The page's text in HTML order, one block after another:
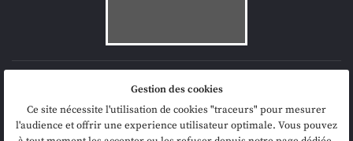
Conditions générales d'utilisation
Politique de confidentialité
Gestion des cookies
Sitemap
Gestion des cookies
Ce site nécessite l'utilisation de cookies "traceurs" pour mesurer
l'audience et offrir une experience utilisateur optimale. Vous pouvez